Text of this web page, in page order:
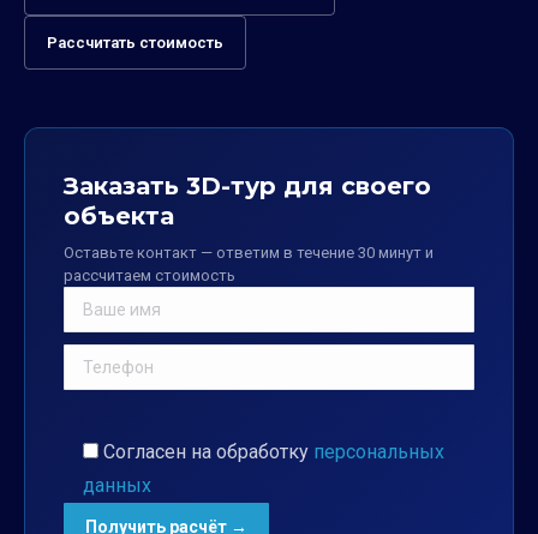
Рассчитать стоимость
Заказать 3D-тур для своего
объекта
Оставьте контакт — ответим в течение 30 минут и
рассчитаем стоимость
Согласен на обработку персональных
данных